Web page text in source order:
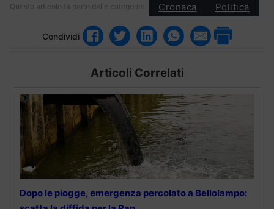
Questo articolo fa parte delle categorie: Cronaca Politica
Condividi
Articoli Correlati
Dopo le piogge, emergenza percolato a Bellolampo: